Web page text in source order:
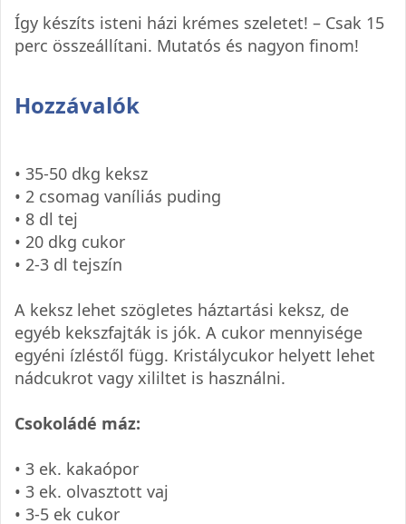
Így készíts isteni házi krémes szeletet! – Csak 15
perc összeállítani. Mutatós és nagyon finom!
Hozzávalók
• 35-50 dkg keksz
• 2 csomag vaníliás puding
• 8 dl tej
• 20 dkg cukor
• 2-3 dl tejszín
A keksz lehet szögletes háztartási keksz, de
egyéb kekszfajták is jók. A cukor mennyisége
egyéni ízléstől függ. Kristálycukor helyett lehet
nádcukrot vagy xililtet is használni.
Csokoládé máz:
• 3 ek. kakaópor
• 3 ek. olvasztott vaj
• 3-5 ek cukor